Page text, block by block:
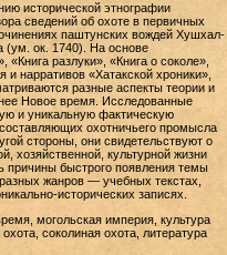
исторической этнографии
сведений об охоте в первичных
паштунских вождей Хушхал-
(ум. ок. 1740). На основе
разлуки», «Книга о соколе»,
и нарративов «Хатакской хроники»,
разные аспекты теории и
Новое время. Исследованные
и уникальную фактическую
охотничьего промысла
стороны, они свидетельствуют о
хозяйственной, культурной жизни
причины быстрого появления темы
жанров — учебных текстах,
исторических записях.
могольская империя, культура
соколиная охота, литература